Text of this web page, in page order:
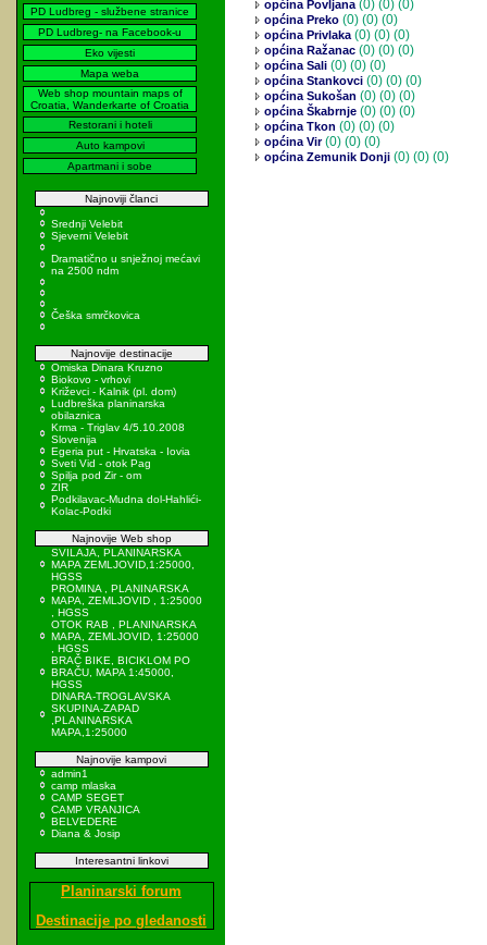
PD Ludbreg - službene stranice
PD Ludbreg- na Facebook-u
Eko vijesti
Mapa weba
Web shop mountain maps of
Croatia, Wanderkarte of Croatia
Restorani i hoteli
Auto kampovi
Apartmani i sobe
Najnoviji članci
Srednji Velebit
Sjeverni Velebit
Dramatično u snježnoj mećavi
na 2500 ndm
Češka smrčkovica
Najnovije destinacije
Omiska Dinara Kruzno
Biokovo - vrhovi
Križevci - Kalnik (pl. dom)
Ludbreška planinarska
obilaznica
Krma - Triglav 4/5.10.2008
Slovenija
Egeria put - Hrvatska - Iovia
Sveti Vid - otok Pag
Spilja pod Zir - om
ZIR
Podkilavac-Mudna dol-Hahlići-
Kolac-Podki
Najnovije Web shop
SVILAJA, PLANINARSKA
MAPA ZEMLJOVID,1:25000,
HGSS
PROMINA , PLANINARSKA
MAPA, ZEMLJOVID , 1:25000
, HGSS
OTOK RAB , PLANINARSKA
MAPA, ZEMLJOVID, 1:25000
, HGSS
BRAČ BIKE, BICIKLOM PO
BRAČU, MAPA 1:45000,
HGSS
DINARA-TROGLAVSKA
SKUPINA-ZAPAD
,PLANINARSKA
MAPA,1:25000
Najnovije kampovi
admin1
camp mlaska
CAMP SEGET
CAMP VRANJICA
BELVEDERE
Diana & Josip
Interesantni linkovi
Planinarski forum
Destinacije po gledanosti
općina Povljana(0) (0) (0)
općina Preko (0) (0) (0)
općina Privlaka(0) (0) (0)
općina Ražanac (0) (0) (0)
općina Sali (0) (0) (0)
općina Stankovci (0) (0) (0)
općina Sukošan (0) (0) (0)
općina Škabrnje (0) (0) (0)
općina Tkon (0) (0) (0)
općina Vir(0) (0) (0)
općina Zemunik Donji (0) (0) (0)